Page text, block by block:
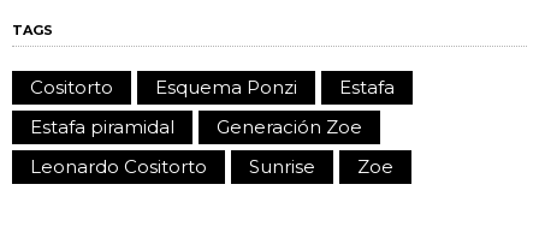
TAGS
Cositorto Esquema Ponzi
Estafa
Estafa piramidal
Generación Zoe
Leonardo Cositorto
Sunrise Zoe